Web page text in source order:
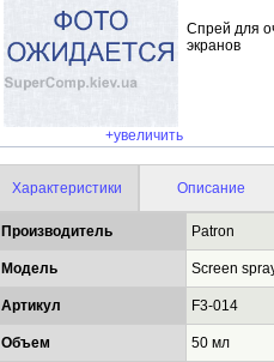
+увеличить
Спрей для
экранов
Характеристики Описание
Производитель Patron
Модель Screen
Артикул F3-014
Объем 50 мл